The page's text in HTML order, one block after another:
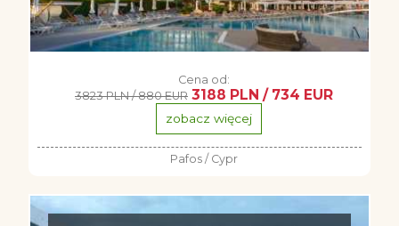
Cena od:
3823 PLN / 880 EUR 3188 PLN / 734 EUR
zobacz więcej
Pafos / Cypr